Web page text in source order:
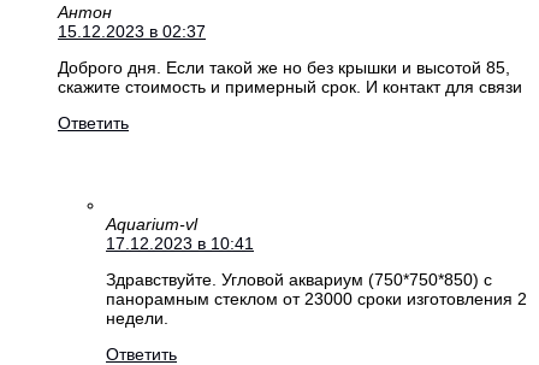
Антон
15.12.2023 в 02:37
Доброго дня. Если такой же но без крышки и высотой 85,
скажите стоимость и примерный срок. И контакт для связи
Ответить
Aquarium-vl
17.12.2023 в 10:41
Здравствуйте. Угловой аквариум (750*750*850) с
панорамным стеклом от 23000 сроки изготовления 2
недели.
Ответить